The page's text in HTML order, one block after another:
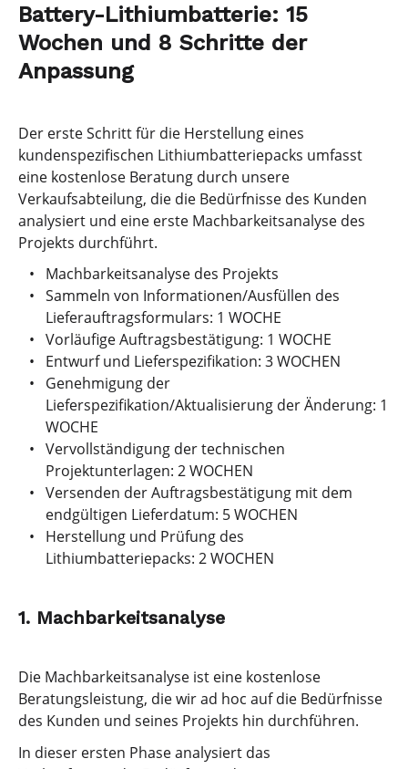
Battery-Lithiumbatterie: 15
Wochen und 8 Schritte der
Anpassung
Der erste Schritt für die Herstellung eines
kundenspezifischen Lithiumbatteriepacks umfasst
eine kostenlose Beratung durch unsere
Verkaufsabteilung, die die Bedürfnisse des Kunden
analysiert und eine erste Machbarkeitsanalyse des
Projekts durchführt.
Machbarkeitsanalyse des Projekts
Sammeln von Informationen/Ausfüllen des
Lieferauftragsformulars: 1 WOCHE
Vorläufige Auftragsbestätigung: 1 WOCHE
Entwurf und Lieferspezifikation: 3 WOCHEN
Genehmigung der
Lieferspezifikation/Aktualisierung der Änderung: 1
WOCHE
Vervollständigung der technischen
Projektunterlagen: 2 WOCHEN
Versenden der Auftragsbestätigung mit dem
endgültigen Lieferdatum: 5 WOCHEN
Herstellung und Prüfung des
Lithiumbatteriepacks: 2 WOCHEN
1. Machbarkeitsanalyse
Die Machbarkeitsanalyse ist eine kostenlose
Beratungsleistung, die wir ad hoc auf die Bedürfnisse
des Kunden und seines Projekts hin durchführen.
In dieser ersten Phase analysiert das